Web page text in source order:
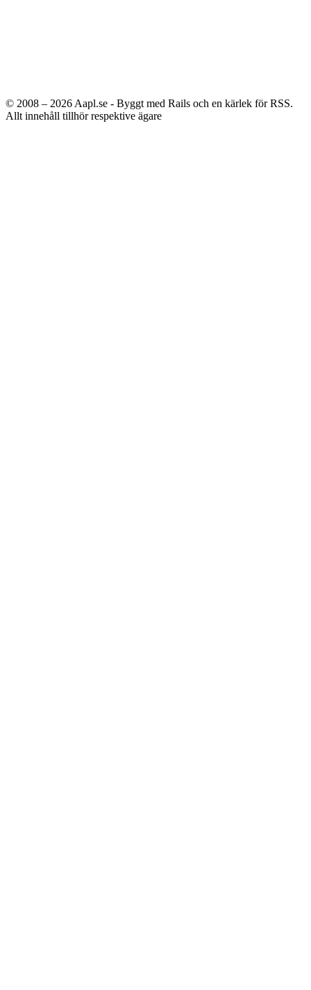
© 2008 – 2026 Aapl.se - Byggt med Rails och en kärlek för RSS.
Allt innehåll tillhör respektive ägare